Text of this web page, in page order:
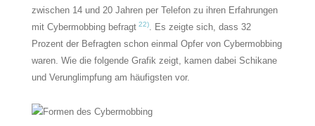
zwischen 14 und 20 Jahren per Telefon zu ihren Erfahrungen
mit Cybermobbing befragt 22). Es zeigte sich, dass 32
Prozent der Befragten schon einmal Opfer von Cybermobbing
waren. Wie die folgende Grafik zeigt, kamen dabei Schikane
und Verunglimpfung am häufigsten vor.